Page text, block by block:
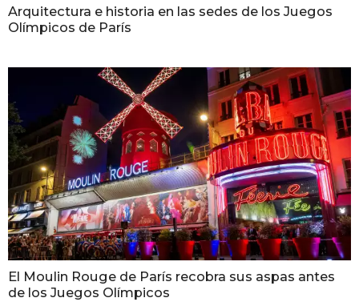
Arquitectura e historia en las sedes de los Juegos
Olímpicos de París
El Moulin Rouge de París recobra sus aspas antes
de los Juegos Olímpicos